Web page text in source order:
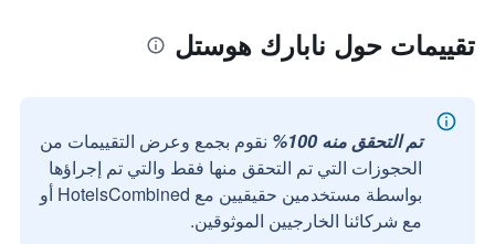
تقييمات حول نابارك هوستل
تم التحقق منه 100%
نقوم بجمع وعرض التقييمات من
الحجوزات التي تم التحقق منها فقط والتي تم إجراؤها
بواسطة مستخدمين حقيقيين مع HotelsCombined أو
مع شركائنا الخارجيين الموثوقين.